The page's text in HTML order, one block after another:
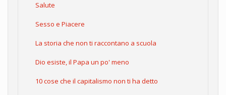
Salute
Sesso e Piacere
La storia che non ti raccontano a scuola
Dio esiste, il Papa un po' meno
10 cose che il capitalismo non ti ha detto